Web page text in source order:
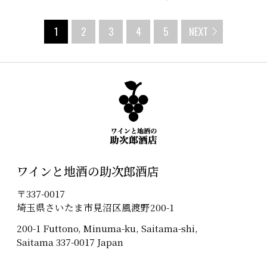
1 2 3 4 5 NEXT
ワインと地酒の助次郎酒店
〒337-0017
埼玉県さいたま市見沼区風渡野200-1
200-1 Futtono, Minuma-ku, Saitama-shi,
Saitama 337-0017 Japan